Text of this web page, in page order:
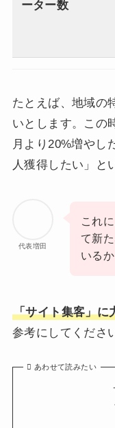
ーター数
たとえば、地域の
いとします。この
月より20%増やし
人獲得したい」と
代表増田
これ
て新
いる
「サイト集客」に
参考にしてくださ
あわせて読みたい